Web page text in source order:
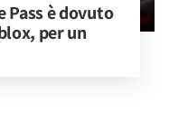
Pass è dovuto
per un